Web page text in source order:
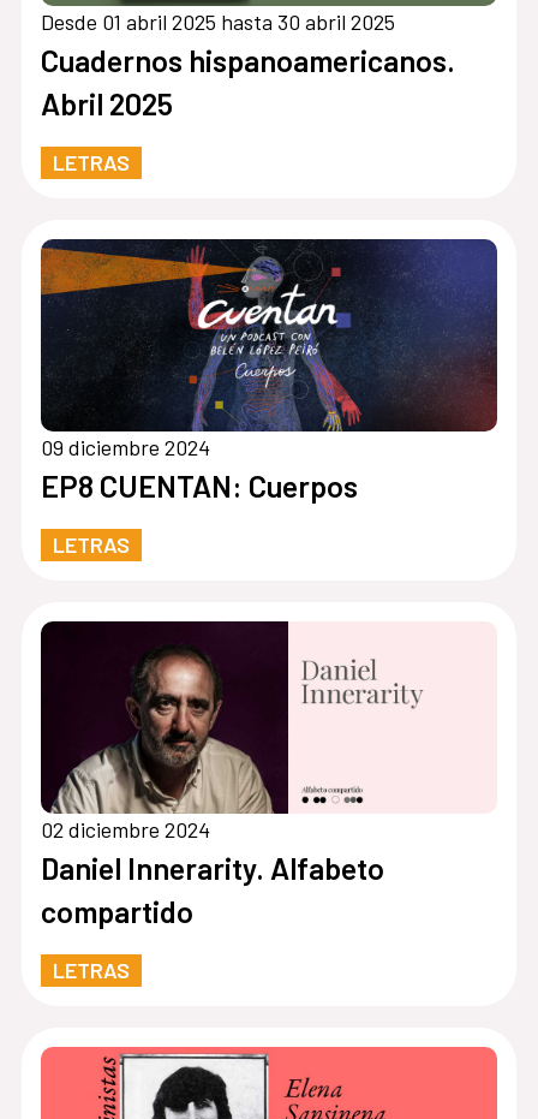
Desde 01 abril 2025 hasta 30 abril 2025
Cuadernos hispanoamericanos.
Abril 2025
LETRAS
09 diciembre 2024
EP8 CUENTAN: Cuerpos
LETRAS
02 diciembre 2024
Daniel Innerarity. Alfabeto
compartido
LETRAS